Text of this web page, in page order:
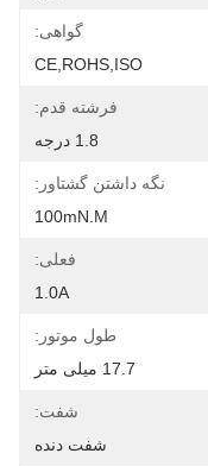
گواهی:
CE,ROHS,ISO
فرشته قدم:
1.8 درجه
نگه داشتن گشتاور:
100mN.m
فعلی:
1.0A
طول موتور:
17.7 میلی متر
شفت:
شفت دنده